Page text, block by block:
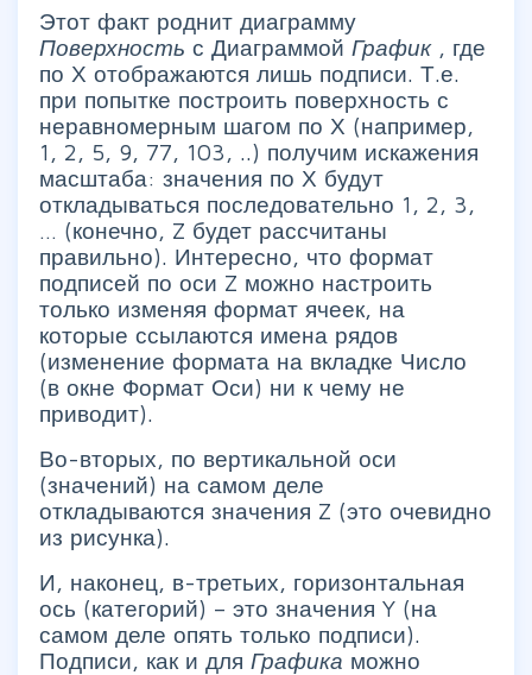
Этот факт роднит диаграмму
Поверхность с Диаграммой График , где
по Х отображаются лишь подписи. Т.е.
при попытке построить поверхность с
неравномерным шагом по Х (например,
1, 2, 5, 9, 77, 103, ..) получим искажения
масштаба: значения по Х будут
откладываться последовательно 1, 2, 3,
… (конечно, Z будет рассчитаны
правильно). Интересно, что формат
подписей по оси Z можно настроить
только изменяя формат ячеек, на
которые ссылаются имена рядов
(изменение формата на вкладке Число
(в окне Формат Оси) ни к чему не
приводит).
Во-вторых, по вертикальной оси
(значений) на самом деле
откладываются значения Z (это очевидно
из рисунка).
И, наконец, в-третьих, горизонтальная
ось (категорий) – это значения Y (на
самом деле опять только подписи).
Подписи, как и для Графика можно